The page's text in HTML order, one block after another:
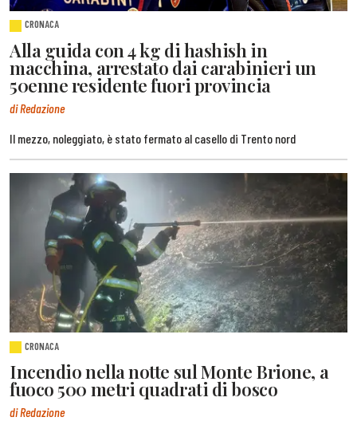
CRONACA
Alla guida con 4 kg di hashish in
macchina, arrestato dai carabinieri un
50enne residente fuori provincia
di Redazione
Il mezzo, noleggiato, è stato fermato al casello di Trento nord
CRONACA
Incendio nella notte sul Monte Brione, a
fuoco 500 metri quadrati di bosco
di Redazione